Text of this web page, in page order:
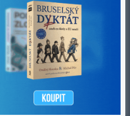
písemného svolení vydavatele je
díla, zejména rozmnožování a šíření
elektronickým, v českém nebo
zakázáno též rozmnožování
textů nebo dat